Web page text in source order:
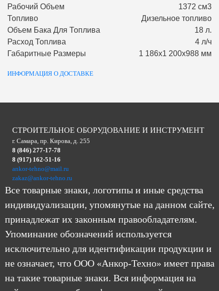
Рабочий Объем
1372 см3
Топливо
Дизельное топливо
Объем Бака Для Топлива
18 л.
Расход Топлива
4 л/ч
Габаритные Размеры
1 186х1 200х988 мм
ИНФОРМАЦИЯ О ДОСТАВКЕ
СТРОИТЕЛЬНОЕ ОБОРУДОВАНИЕ И ИНСТРУМЕНТ
г. Самара, пр. Кирова, д. 255
8 (846) 277-17-78
8 (917) 162-51-16
ankor-tehno@mail.ru
zakaz@ankor-tehno.ru
Все товарные знаки, логотипы и иные средства
индивидуализации, упомянутые на данном сайте,
принадлежат их законным правообладателям.
Упоминание обозначений используется
исключительно для идентификации продукции и
не означает, что ООО «Анкор-Техно» имеет права
на такие товарные знаки. Вся информация на